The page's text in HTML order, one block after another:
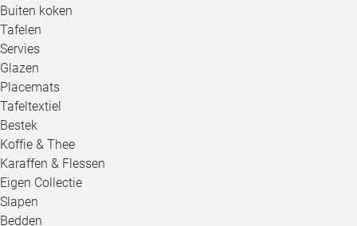
Buiten koken
Tafelen
Servies
Glazen
Placemats
Tafeltextiel
Bestek
Koffie & Thee
Karaffen & Flessen
Eigen Collectie
Slapen
Bedden